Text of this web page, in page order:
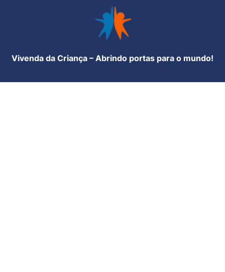
Vivenda da Criança – Abrindo portas para o mundo!